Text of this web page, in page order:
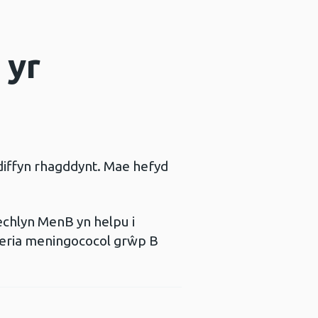
yr
rhagddynt. Mae hefyd
MenB yn helpu i
meningococol grŵp B